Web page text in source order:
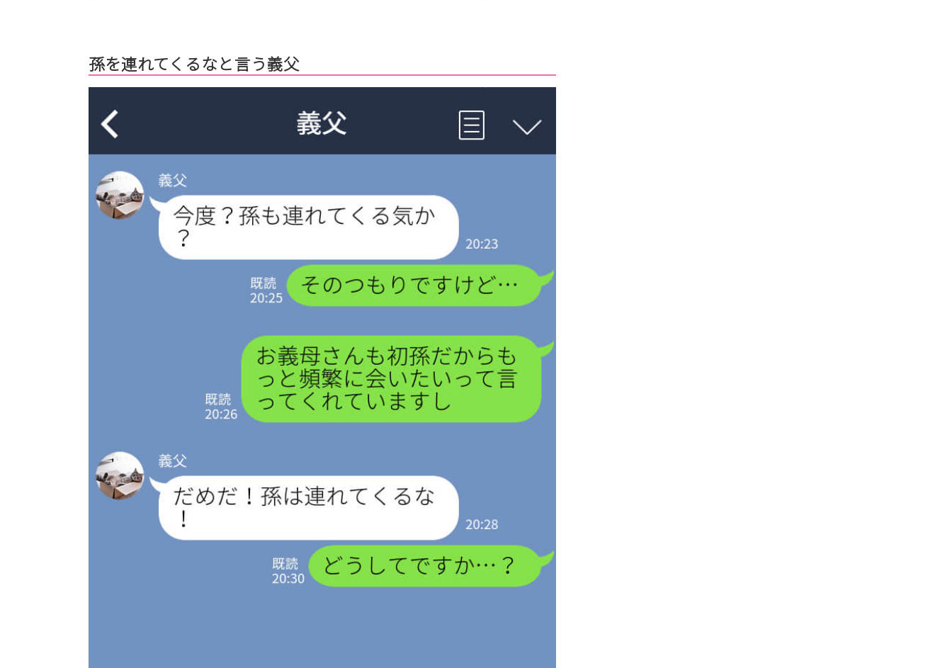
孫を連れてくるなと言う義父